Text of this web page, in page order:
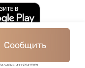
Сообщить
ЧАСЫ» ИНН 9704173239